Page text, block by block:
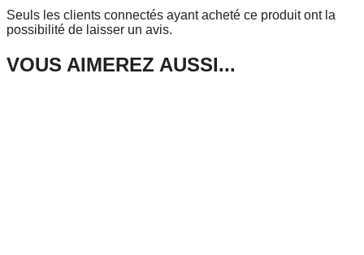
Seuls les clients connectés ayant acheté ce produit ont la
possibilité de laisser un avis.
VOUS AIMEREZ AUSSI...